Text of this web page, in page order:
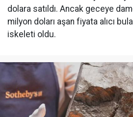
dolara satıldı. Ancak geceye
milyon doları aşan fiyata alıcı
iskeleti oldu.